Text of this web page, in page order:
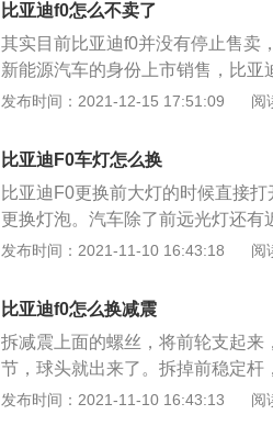
比亚迪f0怎么不卖了
其实目前比亚迪f0并没有停止售卖
新能源汽车的身份上市销售，比
箱。比亚迪f0是比亚迪汽车公司推
配置有双安全气囊，ABS防抱死系
内饰参考MINI经典内饰设计风格
汽车的车身轴距长达2340mm，从
大限度提升车内空间。
发布时间：2021-12-15 17:51:09 阅
比亚迪F0车灯怎么换
比亚迪F0更换前大灯的时候直接
更换灯泡。汽车除了前远光灯还有
车灯，在车后还有一组防雾灯，这
原车线路的基础上进行安装，一般
的近光灯的时候就要特别注意了
问题，卤素灯安装更简单了，只
发布时间：2021-11-10 16:43:18 阅
比亚迪f0怎么换减震
拆减震上面的螺丝，将前轮支起来
节，球头就出来了。拆掉前稳定
来，还有固定刹车油管的螺丝，拆
发布时间：2021-11-10 16:43:13 阅